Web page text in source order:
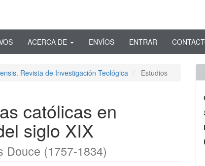
ACERCA DE ENVÍOS ENTRAR
Revista de Investigación Teológica Estudios
católicas en
siglo XIX
Douce (1757-1834)